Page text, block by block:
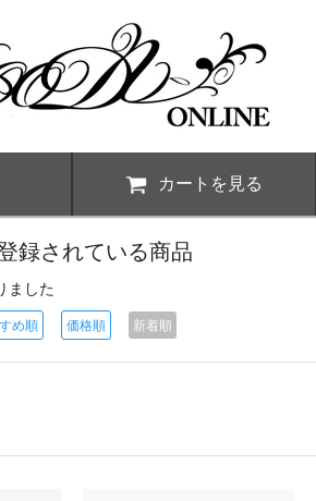
カートを見る
録されている商品
ました
め順 価格順 新着順